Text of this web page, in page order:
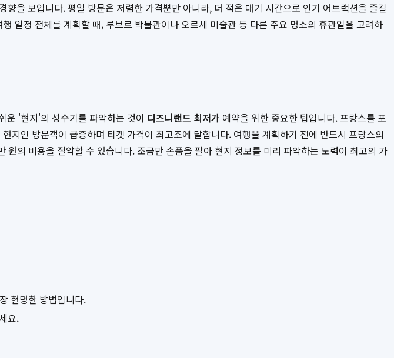
을 보입니다. 평일 방문은 저렴한 가격뿐만 아니라, 더 적은 대기 시간으로 인기 어트랙션을 즐길
일정 전체를 계획할 때, 루브르 박물관이나 오르세 미술관 등 다른 주요 명소의 휴관일을 고려하
운 '현지'의 성수기를 파악하는 것이 디즈니랜드 최저가 예약을 위한 중요한 팁입니다. 프랑스를 포
인 방문객이 급증하며 티켓 가격이 최고조에 달합니다. 여행을 계획하기 전에 반드시 프랑스의
의 비용을 절약할 수 있습니다. 조금만 손품을 팔아 현지 정보를 미리 파악하는 노력이 최고의 가
현명한 방법입니다.
요.